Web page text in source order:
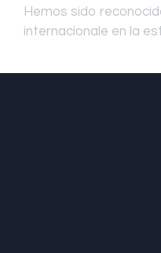
Hemos sido
internacionale en la